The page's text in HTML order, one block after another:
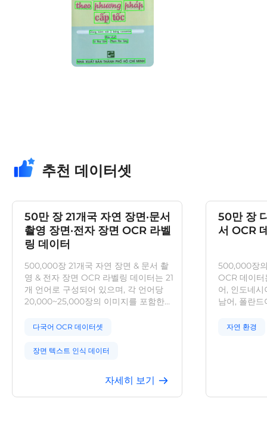
추천 데이터셋
50만 장 21개국 자연 장면·문서
촬영 장면·전자 장면 OCR 라벨
링 데이터
500,000장 21개국 자연 장면 & 문서 촬
영 & 전자 장면 OCR 라벨링 데이터는 21
개 언어로 구성되어 있으며, 각 언어당
20,000~25,000장의 이미지를 포함한다.
화면으로 다양하며, 촬영 각도와 환경도
또는 다각형 어노테이션, 내용 전사 방식
다국어 OCR 데이터셋
장면 텍스트 인식 데이터
전자 화면 OCR 데이터
자세히 보기
50만 장
서 OCR
500,000장
OCR 데이터
어, 인도네시
남어, 폴란
영한 수집
자연 환경